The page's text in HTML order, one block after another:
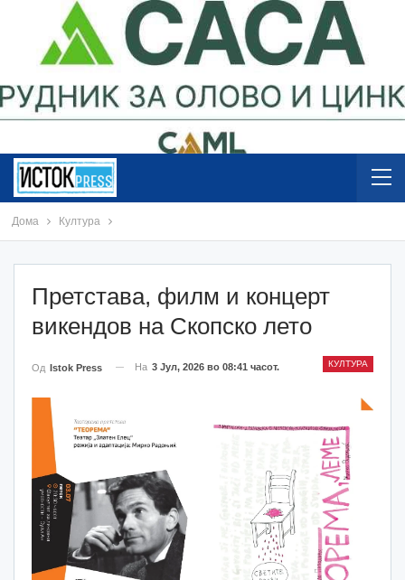
Дома Култура
Претстава, филм и концерт
викендов на Скопско лето
КУЛТУРА
Од Istok Press На 3 Јул, 2026 во 08:41 часот.